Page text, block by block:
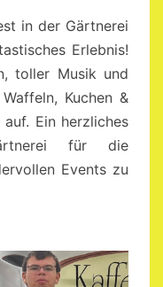
in der Gärtnerei
Erlebnis!
toller Musik und
Kuchen &
Ein herzliches
für die
Events zu